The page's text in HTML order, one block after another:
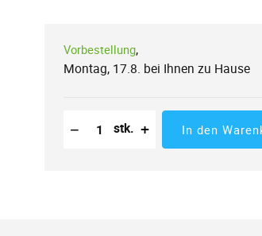
Vorbestellung,
Montag, 17.8. bei Ihnen zu Hause
−
Reduzierung der Menge
Anzahl der Stücke
stk. + In den